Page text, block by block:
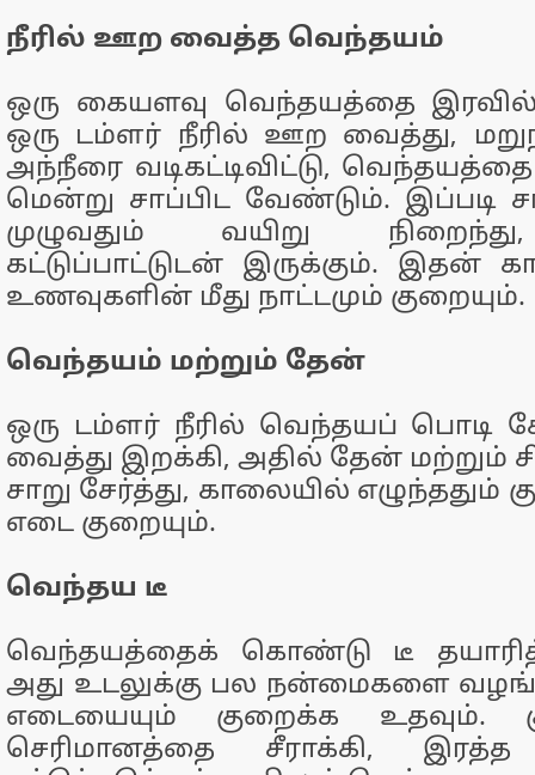
நீரில் ஊற வைத்த வெந்தயம்
ஒரு கையளவு வெந்தயத்தை இரவில்
ஒரு டம்ளர் நீரில் ஊற வைத்து,
அந்நீரை வடிகட்டிவிட்டு,
மென்று சாப்பிட வேண்டும். இப்படி
முழுவதும் வயிறு
கட்டுப்பாட்டுடன் இருக்கும். இதன்
உணவுகளின் மீது நாட்டமும் குறையும்.
வெந்தயம் மற்றும் தேன்
ஒரு டம்ளர் நீரில் வெந்தயப் பொடி
வைத்து இறக்கி, அதில் தேன் மற்றும்
சாறு சேர்த்து, காலையில் எழுந்ததும்
எடை குறையும்.
வெந்தய டீ
வெந்தயத்தைக் கொண்டு டீ
அது உடலுக்கு பல நன்மைகளை
எடையையும் குறைக்க உதவும்.
செரிமானத்தை சீராக்கி,